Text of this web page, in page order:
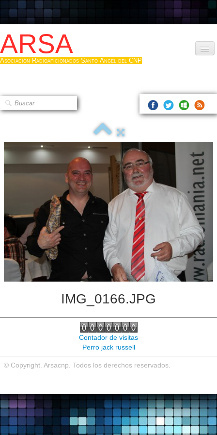
ARSA
Asociación Radioaficionados Santo Ángel del CNP
Que es la ARSA
Hacerse socio
Log diploma en Pdf
Sistemas Digitales
Noticias de interés
Contacto
IMG_0166.JPG
Contador de visitas
Perro jack russell
© Copyright. Arsacnp. Todos los derechos reservados.